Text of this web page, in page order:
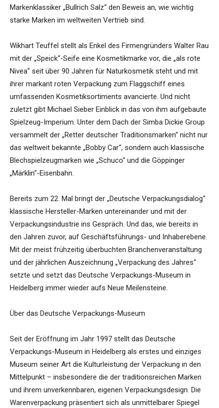
Markenklassiker „Bullrich Salz“ den Beweis an, wie wichtig
starke Marken im weltweiten Vertrieb sind.
Wikhart Teuffel stellt als Enkel des Firmengründers Walter Rau
mit der „Speick“-Seife eine Kosmetikmarke vor, die „als rote
Nivea“ seit über 90 Jahren für Naturkosmetik steht und mit
ihrer markant roten Verpackung zum Flaggschiff eines
umfassenden Kosmetiksortiments avancierte. Und nicht
zuletzt gibt Michael Sieber Einblick in das von ihm aufgebaute
Spielzeug-Imperium. Unter dem Dach der Simba Dickie Group
versammelt der „Retter deutscher Traditionsmarken“ nicht nur
das weltweit bekannte „Bobby Car“, sondern auch klassische
Blechspielzeugmarken wie „Schuco“ und die Göppinger
„Märklin“-Eisenbahn.
Bereits zum 22. Mal bringt der „Deutsche Verpackungsdialog“
klassische Hersteller-Marken untereinander und mit der
Verpackungsindustrie ins Gespräch. Und das, wie bereits in
den Jahren zuvor, auf Geschäftsführungs- und Inhaberebene.
Mit der meist frühzeitig überbuchten Branchenveranstaltung
und der jährlichen Auszeichnung „Verpackung des Jahres“
setzte und setzt das Deutsche Verpackungs-Museum in
Heidelberg immer wieder aufs Neue Meilensteine.
Über das Deutsche Verpackungs-Museum
Seit der Eröffnung im Jahr 1997 stellt das Deutsche
Verpackungs-Museum in Heidelberg als erstes und einziges
Museum seiner Art die Kulturleistung der Verpackung in den
Mittelpunkt – insbesondere die der traditionsreichen Marken
und ihrem unverkennbaren, eigenen Verpackungsdesign. Die
Warenverpackung präsentiert sich als unmittelbarer Spiegel